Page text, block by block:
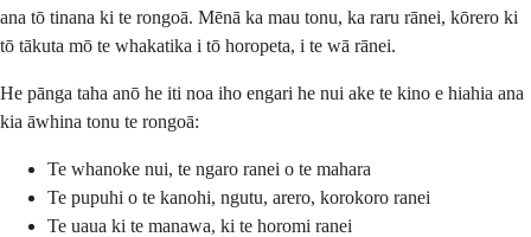
ana tō tinana ki te rongoā. Mēnā ka mau tonu, ka raru rānei, kōrero ki
tō tākuta mō te whakatika i tō horopeta, i te wā rānei.
He pānga taha anō he iti noa iho engari he nui ake te kino e hiahia ana
kia āwhina tonu te rongoā:
Te whanoke nui, te ngaro ranei o te mahara
Te pupuhi o te kanohi, ngutu, arero, korokoro ranei
Te uaua ki te manawa, ki te horomi ranei